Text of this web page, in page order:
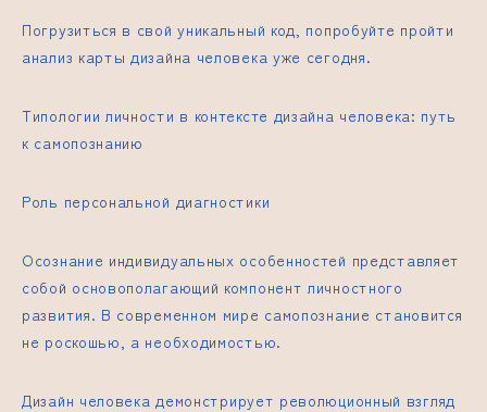
Погрузиться в свой уникальный код, попробуйте пройти
анализ карты дизайна человека уже сегодня.
Типологии личности в контексте дизайна человека: путь
к самопознанию
Роль персональной диагностики
Осознание индивидуальных особенностей представляет
собой основополагающий компонент личностного
развития. В современном мире самопознание становится
не роскошью, а необходимостью.
Дизайн человека демонстрирует революционный взгляд